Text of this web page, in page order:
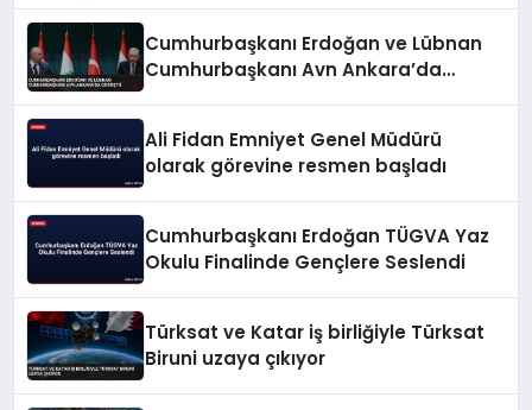
Cumhurbaşkanı Erdoğan ve Lübnan
Cumhurbaşkanı Avn Ankara’da
Ali Fidan Emniyet Genel Müdürü
olarak görevine resmen başladı
Cumhurbaşkanı Erdoğan TÜGVA Yaz
Okulu Finalinde Gençlere Seslendi
Türksat ve Katar iş birliğiyle Türksat
Biruni uzaya çıkıyor